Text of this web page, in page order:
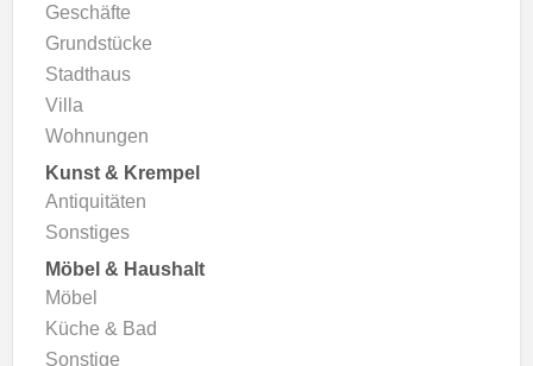
Geschäfte
Grundstücke
Stadthaus
Villa
Wohnungen
Kunst & Krempel
Antiquitäten
Sonstiges
Möbel & Haushalt
Möbel
Küche & Bad
Sonstige